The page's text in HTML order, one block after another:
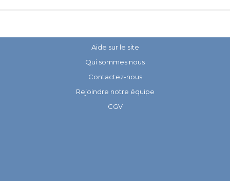
Aide sur le site
Qui sommes nous
Contactez-nous
Rejoindre notre équipe
CGV